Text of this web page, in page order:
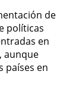
de
políticas
en
, aunque
países en